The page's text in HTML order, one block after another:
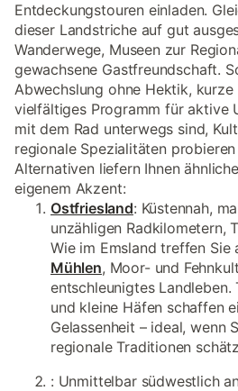
Entdeckungstouren einladen.
dieser Landstriche auf gut
Wanderwege, Museen zur
gewachsene Gastfreundschaft.
Abwechslung ohne Hektik, kurze
vielfältiges Programm für aktive
mit dem Rad unterwegs sind,
regionale Spezialitäten
Alternativen liefern Ihnen
eigenem Akzent:
Ostfriesland: Küstennah,
unzähligen Radkilometern,
Wie im Emsland treffen Sie
Mühlen, Moor- und
entschleunigtes Landleben.
und kleine Häfen schaffen
Gelassenheit – ideal, wenn
regionale Traditionen
: Unmittelbar südwestlich